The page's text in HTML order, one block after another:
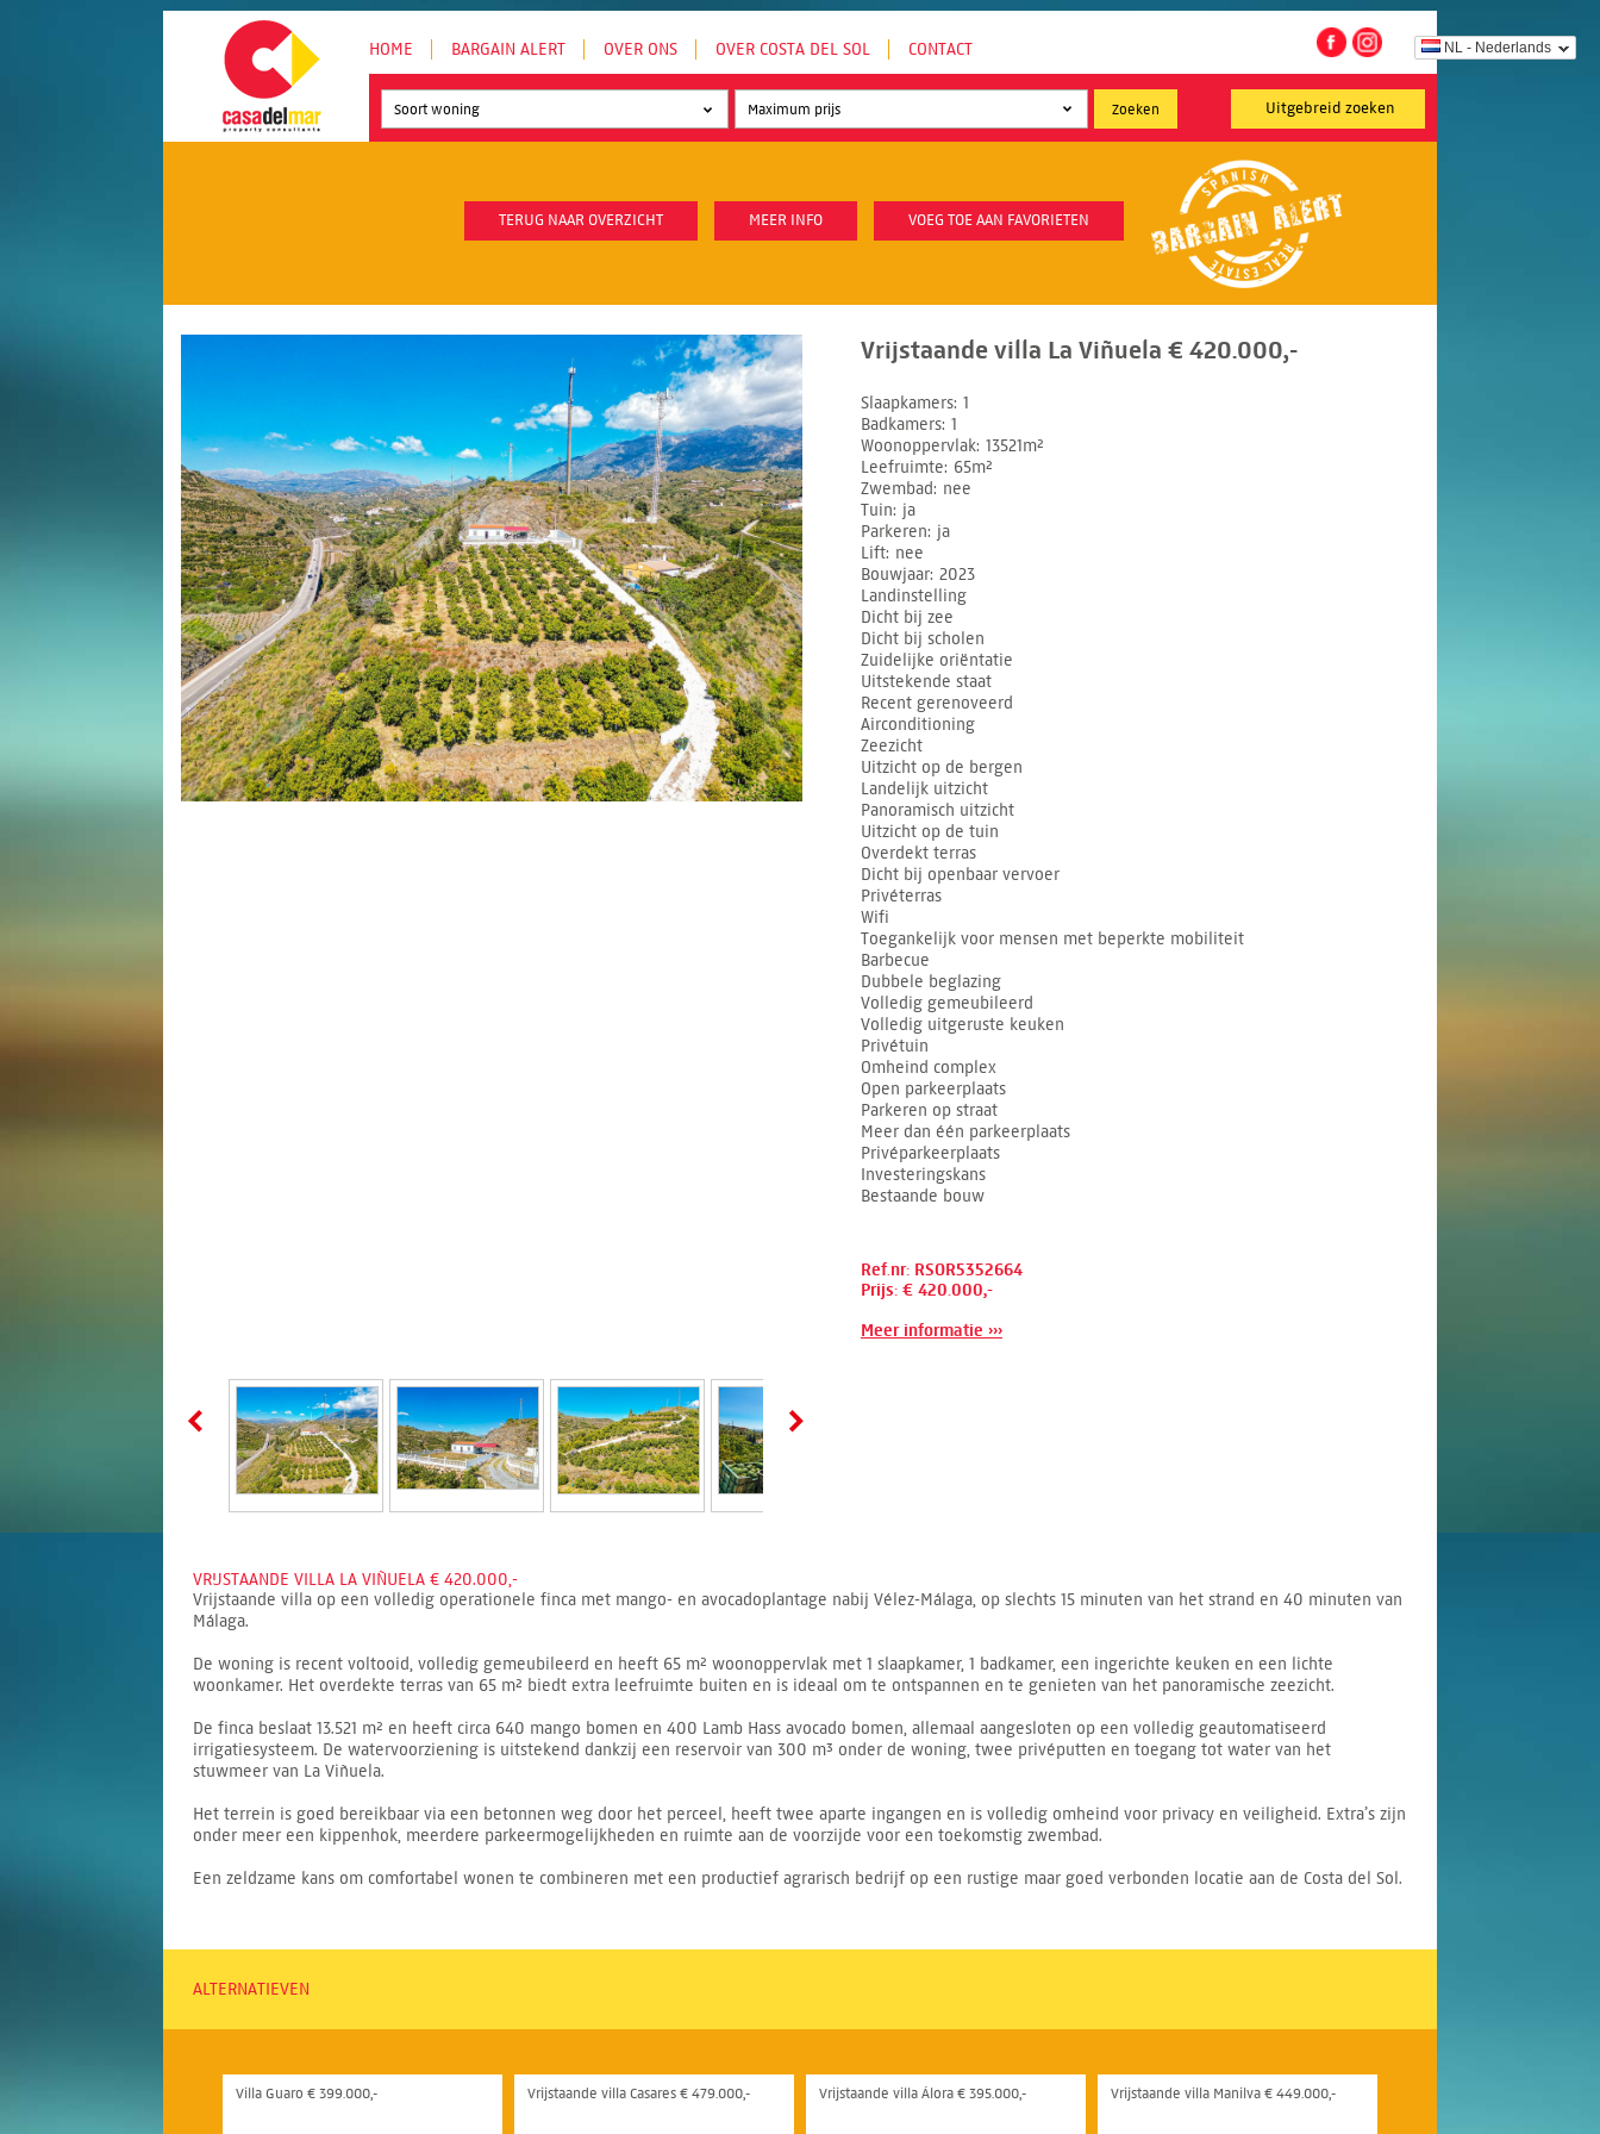
NL - Nederlands
HOME BARGAIN ALERT OVER ONS OVER COSTA DEL SOL CONTACT
Uitgebreid zoeken
Soort woning
TERUG NAAR OVERZICHT MEER INFO VOEG TOE AAN FAVORIETEN
Vrijstaande villa La Viñuela € 420.000,-
Slaapkamers 1
Badkamers 1
Woonoppervlak 13521m²
Leefruimte 65m²
Zwembad
nee
Tuin ja
Parkeren ja
Lift nee
Bouwjaar 2023
Landinstelling
Dicht bij zee
Dicht bij scholen
Zuidelijke oriëntatie
Uitstekende staat
Recent gerenoveerd
Airconditioning
Zeezicht
Uitzicht op de bergen
Landelijk uitzicht
Panoramisch uitzicht
Uitzicht op de tuin
Overdekt terras
Dicht bij openbaar vervoer
Privéterras
Wifi
Toegankelijk voor mensen met beperkte mobiliteit
Barbecue
Dubbele beglazing
Volledig gemeubileerd
Volledig uitgeruste keuken
Privétuin
Omheind complex
Open parkeerplaats
Parkeren op straat
Meer dan één parkeerplaats
Privéparkeerplaats
Investeringskans
Bestaande bouw
Ref.nr: RSOR5352664
Prijs: € 420.000,-
Meer informatie ›››
VRIJSTAANDE VILLA LA VIÑUELA € 420.000,-
Vrijstaande villa op een volledig operationele finca met mango- en avocadoplantage nabij Vélez-Málaga, op slechts 15 minuten van het strand en 40 minuten van
Málaga.
De woning is recent voltooid, volledig gemeubileerd en heeft 65 m² woonoppervlak met 1 slaapkamer, 1 badkamer, een ingerichte keuken en een lichte
woonkamer. Het overdekte terras van 65 m² biedt extra leefruimte buiten en is ideaal om te ontspannen en te genieten van het panoramische zeezicht.
De finca beslaat 13.521 m² en heeft circa 640 mango bomen en 400 Lamb Hass avocado bomen, allemaal aangesloten op een volledig geautomatiseerd
irrigatiesysteem. De watervoorziening is uitstekend dankzij een reservoir van 300 m³ onder de woning, twee privéputten en toegang tot water van het
stuwmeer van La Viñuela.
Het terrein is goed bereikbaar via een betonnen weg door het perceel, heeft twee aparte ingangen en is volledig omheind voor privacy en veiligheid. Extra’s zijn
onder meer een kippenhok, meerdere parkeermogelijkheden en ruimte aan de voorzijde voor een toekomstig zwembad.
Een zeldzame kans om comfortabel wonen te combineren met een productief agrarisch bedrijf op een rustige maar goed verbonden locatie aan de Costa del Sol.
ALTERNATIEVEN
Villa Guaro € 399.000,- Vrijstaande villa Casares € 479.000,- Vrijstaande villa Álora € 395.000,- Vrijstaande villa Manilva € 449.000,-